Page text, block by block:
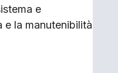
e
la manutenibilità